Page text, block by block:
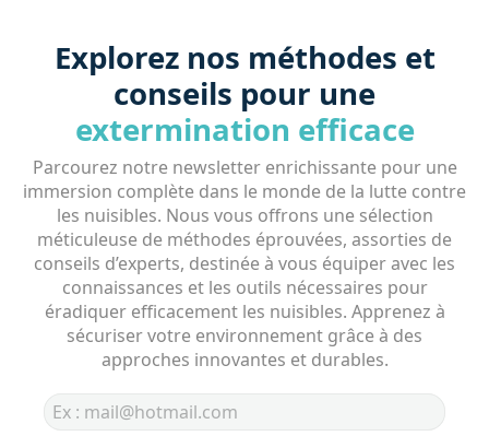
Explorez nos méthodes et
conseils pour une
extermination efficace
Parcourez notre newsletter enrichissante pour une
immersion complète dans le monde de la lutte contre
les nuisibles. Nous vous offrons une sélection
méticuleuse de méthodes éprouvées, assorties de
conseils d’experts, destinée à vous équiper avec les
connaissances et les outils nécessaires pour
éradiquer efficacement les nuisibles. Apprenez à
sécuriser votre environnement grâce à des
approches innovantes et durables.